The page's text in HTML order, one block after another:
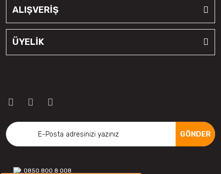
ALIŞVERİŞ
ÜYELİK
GÖNDER
0850 800 8 008